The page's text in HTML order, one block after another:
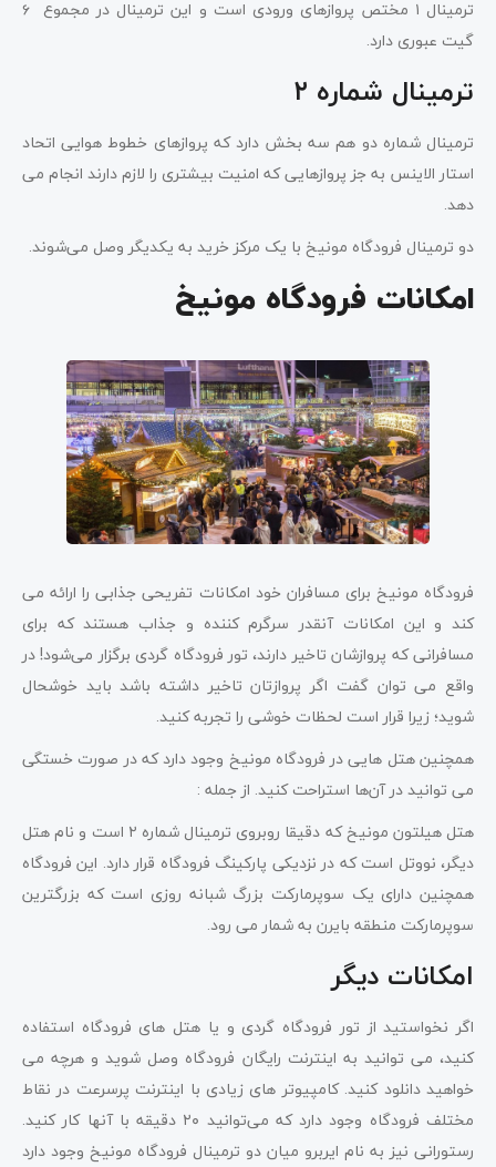
ترمینال ۱ مختص پروازهای ورودی است و این ترمینال در مجموع ۶
گیت عبوری دارد.
ترمینال شماره ۲
ترمینال شماره دو هم سه بخش دارد که پروازهای خطوط هوایی اتحاد
استار الاینس به جز پروازهایی که امنیت بیشتری را لازم دارند انجام می
دهد.
دو ترمینال فرودگاه مونیخ با یک مرکز خرید به یکدیگر وصل می‌شوند.
امکانات فرودگاه مونیخ
فرودگاه مونیخ برای مسافران خود امکانات تفریحی جذابی را ارائه می
کند و این امکانات آنقدر سرگرم کننده و جذاب هستند که برای
مسافرانی که پروازشان تاخیر دارند، تور فرودگاه گردی برگزار می‌شود! در
واقع می توان گفت اگر پروازتان تاخیر داشته باشد باید خوشحال
شوید؛ زیرا قرار است لحظات خوشی را تجربه کنید.
همچنین هتل هایی در فرودگاه مونیخ وجود دارد که در صورت خستگی
می توانید در آن‌ها استراحت کنید. از جمله :
هتل هیلتون مونیخ که دقیقا روبروی ترمینال شماره ۲ است و نام هتل
دیگر، نووتل است که در نزدیکی پارکینگ فرودگاه قرار دارد. این فرودگاه
همچنین دارای یک سوپرمارکت بزرگ شبانه روزی است که بزرگترین
سوپرمارکت منطقه بایرن به شمار می رود.
امکانات دیگر
اگر نخواستید از تور فرودگاه گردی و یا هتل های فرودگاه استفاده
کنید، می توانید به اینترنت رایگان فرودگاه وصل شوید و هرچه می
خواهید دانلود کنید. کامپیوتر های زیادی با اینترنت پرسرعت در نقاط
مختلف فرودگاه وجود دارد که می‌توانید ۲۰ دقیقه با آنها کار کنید.
رستورانی نیز به نام ایربرو میان دو ترمینال فرودگاه مونیخ وجود دارد